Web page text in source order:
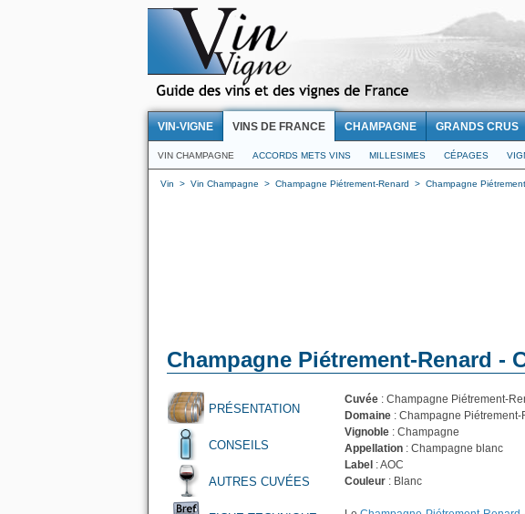
VIN-VIGNE VINS DE FRANCE CHAMPAGNE GRANDS CRUS
VIN CHAMPAGNE ACCORDS METS VINS MILLESIMES CÉPAGES
Vin > Vin Champagne > Champagne Piétrement-Renard > Champagne
Champagne Piétrement-Renard -
PRÉSENTATION
CONSEILS
AUTRES CUVÉES
Cuvée : Champagne Piétrement-
Domaine : Champagne Piétrement-
Vignoble : Champagne
Appellation : Champagne blanc
Label : AOC
Couleur : Blanc